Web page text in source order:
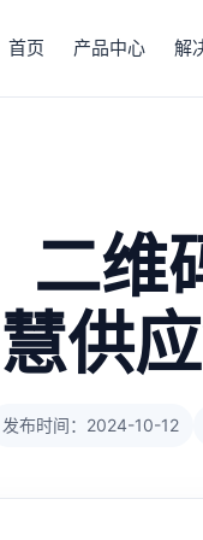
首页 产品中心 解
二
慧供
发布时间：2024-10-12